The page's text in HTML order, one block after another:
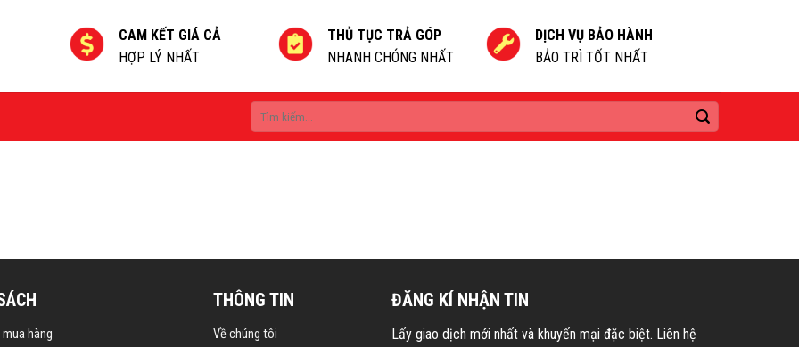
CAM KẾT GIÁ CẢ
HỢP LÝ NHẤT
THỦ TỤC TRẢ GÓP
NHANH CHÓNG NHẤT
DỊCH VỤ BẢO HÀNH
BẢO TRÌ TỐT NHẤT
mua hàng
THÔNG TIN
Về chúng tôi
ĐĂNG KÍ NHẬN TIN
Lấy giao dịch mới nhất và khuyến mại đặc biệt. Liên hệ